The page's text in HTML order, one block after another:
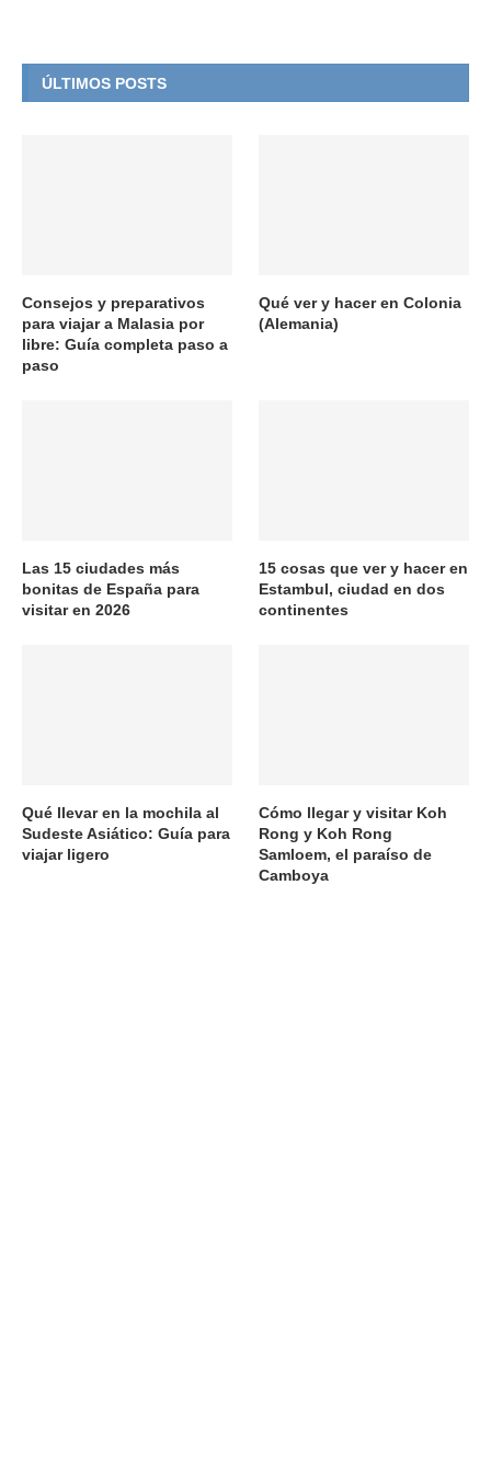
ÚLTIMOS POSTS
Consejos y preparativos
para viajar a Malasia por
libre: Guía completa paso a
paso
Qué ver y hacer en Colonia
(Alemania)
Las 15 ciudades más
bonitas de España para
visitar en 2026
15 cosas que ver y hacer en
Estambul, ciudad en dos
continentes
Qué llevar en la mochila al
Sudeste Asiático: Guía para
viajar ligero
Cómo llegar y visitar Koh
Rong y Koh Rong
Samloem, el paraíso de
Camboya